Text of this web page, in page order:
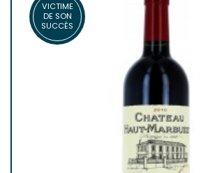
VICTIME
DE SON
SUCCÈS